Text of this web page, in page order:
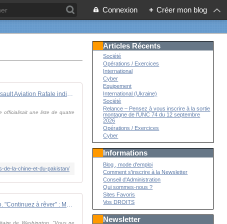
Connexion + Créer mon blog
Un Dassault Aviation Rafale indien contredit les mensonges de la Chine et du Pakistan. - avionslegendaires.net
officialisait une liste de quatre
de-la-chine-et-du-pakistan/
Vidéo. "Continuez à rêver" : Mark Rutte sous le feu des critiques pour ses remarques sur la défense européenne
de Washington. "Vous ne
Articles Récents
Société
Opérations / Exercices
International
Cyber
Equipement
International (Ukraine)
Société
Relance – Pensez à vous inscrire à la sortie
montagne de l'UNC 74 du 12 septembre
2026
Opérations / Exercices
Cyber
Informations
Blog , mode d'emploi
Comment s'inscrire à la Newsletter
Conseil d'Administration
Qui sommes-nous ?
Sites Favoris
Vos DROITS
Newsletter